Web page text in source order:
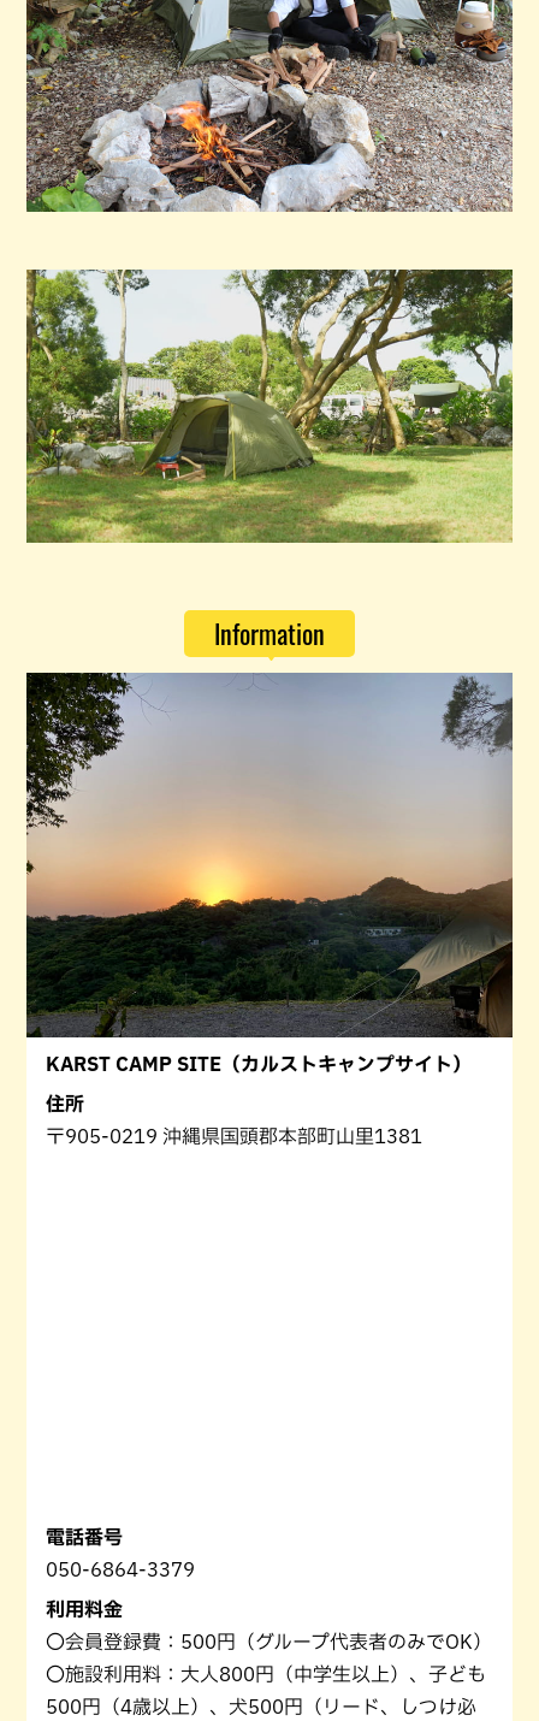
Information
KARST CAMP SITE（カルストキャンプサイト）
住所
〒905-0219 沖縄県国頭郡本部町山里1381
電話番号
050-6864-3379
利用料金
〇会員登録費：500円（グループ代表者のみでOK）
〇施設利用料：大人800円（中学生以上）、子ども
500円（4歳以上）、犬500円（リード、しつけ必